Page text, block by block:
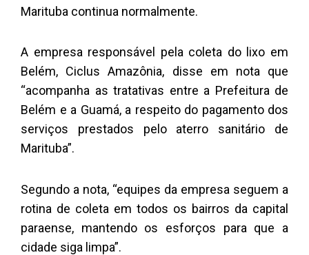
Marituba continua normalmente.
A empresa responsável pela coleta do lixo em
Belém, Ciclus Amazônia, disse em nota que
“acompanha as tratativas entre a Prefeitura de
Belém e a Guamá, a respeito do pagamento dos
serviços prestados pelo aterro sanitário de
Marituba”.
Segundo a nota, “equipes da empresa seguem a
rotina de coleta em todos os bairros da capital
paraense, mantendo os esforços para que a
cidade siga limpa”.